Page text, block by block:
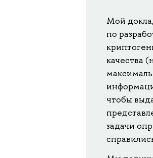
Мой
по
качества
чтобы
задачи